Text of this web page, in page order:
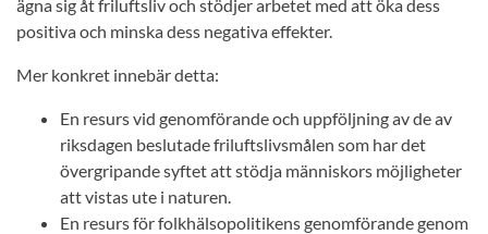
ägna sig åt friluftsliv och stödjer arbetet med att öka dess
positiva och minska dess negativa effekter.
Mer konkret innebär detta:
En resurs vid genomförande och uppföljning av de av
riksdagen beslutade friluftslivsmålen som har det
övergripande syftet att stödja människors möjligheter
att vistas ute i naturen.
En resurs för folkhälsopolitikens genomförande genom